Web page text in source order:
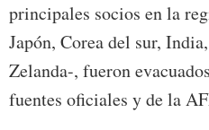
principales socios en la
Japón, Corea del sur,
Zelanda-, fueron
fuentes oficiales y de la